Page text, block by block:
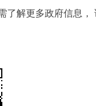
解更多政府信息，